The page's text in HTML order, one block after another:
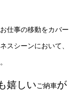
仕事の移動をカバー
スシーンにおいて、
嬉しいご納車が